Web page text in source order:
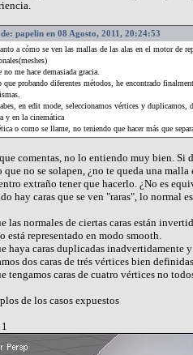
papelin en 08 Agosto, 2011, 20:24:53
a cómo se ven las mallas de las alas en el motor de
no me hace demasiada gracia.
que probando diferentes métodos, he encontrado
en edit mode, seleccionamos vértices y
y en la cinemática
o como se llame, no teniendo que hacer más que
comentas, no lo entiendo muy bien.
que no se solapen, ¿no te queda una
extraño tener que hacerlo. ¿No es
hay caras que se ven "raras", lo normal
las normales de ciertas caras están
está representado en modo smooth.
haya caras duplicadas inadvertidamente
dos caras de trés vértices bien
tengamos caras de cuatro vértices no
de los casos expuestos